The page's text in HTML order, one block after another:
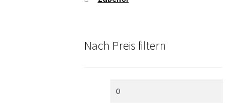
Nach Preis filtern
Min.